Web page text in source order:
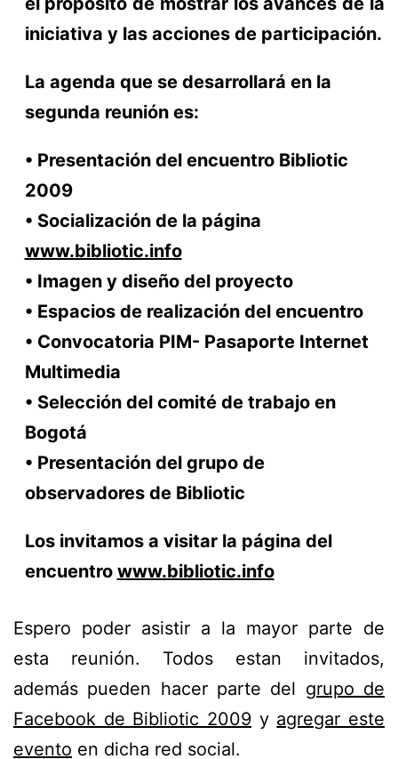
iniciativa y las acciones de participación.
La agenda que se desarrollará en la
segunda reunión es:
• Presentación del encuentro Bibliotic
2009
• Socialización de la página
www.bibliotic.info
• Imagen y diseño del proyecto
• Espacios de realización del encuentro
• Convocatoria PIM- Pasaporte Internet
Multimedia
• Selección del comité de trabajo en
Bogotá
• Presentación del grupo de
observadores de Bibliotic
Los invitamos a visitar la página del
encuentro www.bibliotic.info
Espero poder asistir a la mayor parte de
esta reunión. Todos estan invitados,
además pueden hacer parte del grupo de
Facebook de Bibliotic 2009 y agregar este
evento en dicha red social.